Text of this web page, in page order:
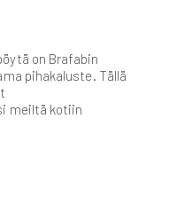
on Brafabin
pihakaluste. Tällä
meiltä kotiin